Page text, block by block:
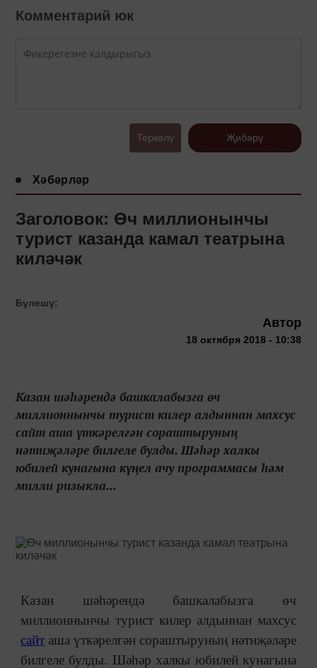
Комментарий юк
Теркәлү Җибәрү
Хәбәрләр
Заголовок: Өч миллионынчы
турист казанда камал театрына
киләчәк
Бүлешү:
Автор
18 октября 2018 - 10:38
Казан шәһәрендә башкалабызга өч
миллионнынчы турист килер алдыннан махсус
сайт аша үткәрелгән сораштыруның
нәтиҗәләре билгеле булды. Шәһәр халкы
юбилей кунагына күңел ачу программасы һәм
милли ризыкла...
Казан шәһәрендә башкалабызга өч
миллионнынчы турист килер алдыннан махсус
сайт аша үткәрелгән сораштыруның нәтиҗәләре
билгеле булды. Шәһәр халкы юбилей кунагына